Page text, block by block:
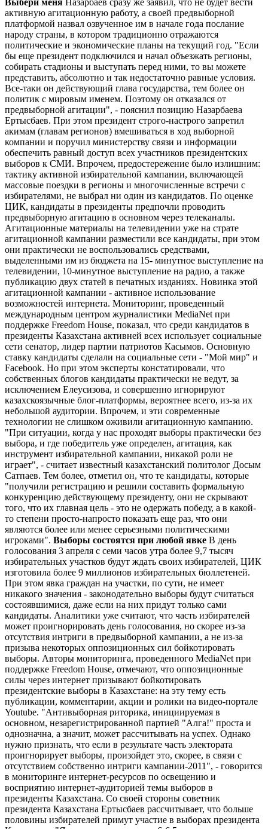
Выбери меня Назарбаев сразу же заявил, что не будет вести
активную агитационную работу, а своей предвыборной
платформой назвал озвученное им в начале года послание
народу страны, в котором традиционно отражаются
политические и экономические планы на текущий год. "Если
бы еще президент подключился и начал объезжать регионы,
собирать стадионы и выступать перед ними, то вы можете
представить, абсолютно и так недостаточно равные условия.
Все-таки он действующий глава государства, тем более он
политик с мировым именем. Поэтому он отказался от
предвыборной агитации", - пояснил позицию Назарбаева
Ертысбаев. При этом президент строго-настрого запретил
акимам (главам регионов) вмешиваться в ход выборной
компании и поручил министерству связи и информации
обеспечить равный доступ всех участников президентских
выборов к СМИ. Впрочем, предостережение было излишним:
тактику активной избирательной кампании, включающей
массовые поездки в регионы и многочисленные встречи с
избирателями, не выбрал ни один из кандидатов. По оценке
ЦИК, кандидаты в президенты предпочли проводить
предвыборную агитацию в основном через телеканалы.
Агитационные материалы на телевидении уже на страте
агитационной кампании разместили все кандидаты, при этом
они практически не воспользовались средствами,
выделенными им из бюджета на 15- минутное выступление на
телевидении, 10-минутное выступление на радио, а также
публикацию двух статей в печатных изданиях. Новинка этой
агитационной кампании - активное использование
возможностей интернета. Мониторинг, проведенный
международным центром журналистики MediaNet при
поддержке Freedom House, показал, что среди кандидатов в
президенты Казахстана активней всех использует социальные
сети сенатор, лидер партии патриотов Касымов. Основную
ставку кандидаты сделали на социальные сети - "Мой мир" и
Facebook. Но при этом эксперты констатировали, что
собственных блогов кандидаты практически не ведут, за
исключением Елеусизова, и совершенно игнорируют
казахскоязычные блог-платформы, вероятнее всего, из-за их
небольшой аудитории. Впрочем, и эти современные
технологии не слишком оживили агитационную кампанию.
"При ситуации, когда у нас проходят выборы практически без
выбора, и где победитель уже определен, агитация, как
инструмент избирательной кампании, никакой роли не
играет", - считает известный казахстанский политолог Досым
Сатпаев. Тем более, отметил он, что те кандидаты, которые
"получили регистрацию и решили составить формальную
конкуренцию действующему президенту, они не скрывают
того, что их главная цель - это не одержать победу, а в какой-
то степени просто-напросто показать еще раз, что они
являются более или менее серьезными политическими
игроками". Выборы состоятся при любой явке В день
голосования 3 апреля с семи часов утра более 9,7 тысяч
избирательных участков будут ждать своих избирателей, ЦИК
изготовила более 9 миллионов избирательных бюллетеней.
При этом явка граждан на участки, по сути, не имеет
никакого значения - законодательно выборы будут считаться
состоявшимися, даже если на них придут только сами
кандидаты. Аналитики уже считают, что часть избирателей
может проигнорировать день голосования, но скорее из-за
отсутствия интриги в предвыборной кампании, а не из-за
призыва некоторых оппозиционных сил бойкотировать
выборы. Авторы мониторинга, проведенного MediaNet при
поддержке Freedom House, отмечают, что оппозиционные
силы через интернет призывают бойкотировать
президентские выборы в Казахстане: на эту тему есть
публикации, комментарии, акции и ролики на видео-портале
Youtube. "Антивыборная риторика, инициируемая в
основном, незарегистрированной партией "Алга!" проста и
однозначна, а значит, может рассчитывать на успех. Однако
нужно признать, что если в результате часть электората
проигнорирует выборы, произойдет это, скорее, в связи с
отсутствием собственно интриги кампании-2011", - говорится
в мониторинге интернет-ресурсов по освещению и
восприятию интернет-аудиторией темы выборов в
президенты Казахстана. Со своей стороны советник
президента Казахстана Ертысбаев рассчитывает, что больше
половины избирателей примут участие в выборах президента